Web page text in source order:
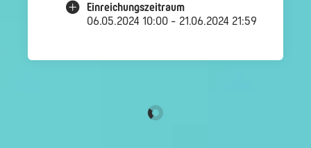
Einreichungszeitraum
06.05.2024 10:00 - 21.06.2024 21:59